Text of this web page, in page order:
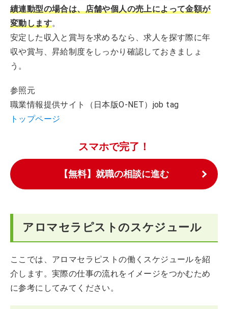
績連動型の場合は、店舗や個人の売上によって金額が
変動します。
安定した収入と賞与を求めるなら、求人を探す際に年
収や賞与、昇給制度をしっかり確認しておきましょ
う。
参照元
職業情報提供サイト（日本版O-NET）job tag
トップページ
スマホで完了！
【無料】就職の相談に進む
アロマセラピストのスケジュール
ここでは、アロマセラピストの働くスケジュールを紹
介します。実際の仕事の流れをイメージをつかむため
に参考にしてみてください。